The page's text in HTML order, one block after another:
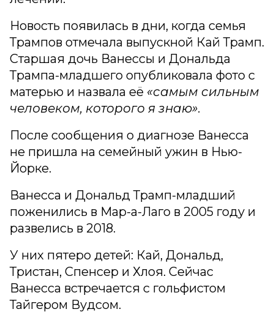
Новость появилась в дни, когда семья
Трампов отмечала выпускной Кай Трамп.
Старшая дочь Ванессы и Дональда
Трампа-младшего опубликовала фото с
матерью и назвала её «самым сильным
человеком, которого я знаю».
После сообщения о диагнозе Ванесса
не пришла на семейный ужин в Нью-
Йорке.
Ванесса и Дональд Трамп-младший
поженились в Мар-а-Лаго в 2005 году и
развелись в 2018.
У них пятеро детей: Кай, Дональд,
Тристан, Спенсер и Хлоя. Сейчас
Ванесса встречается с гольфистом
Тайгером Вудсом.